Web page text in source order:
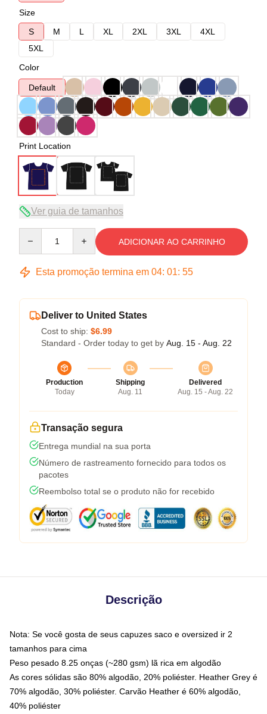
Size
S
M L XL 2XL 3XL
4XL
5XL
Color
Default
Print Location
Ver guia de tamanhos
ADICIONAR AO CARRINHO
Esta promoção termina em 04: 01: 54
Deliver to United States
Cost to ship: $6.99
Standard - Order today to get by Aug. 15 - Aug. 22
Production
Today
Shipping
Aug. 11
Delivered
Aug. 15 - Aug. 22
Transação segura
Entrega mundial na sua porta
Número de rastreamento fornecido para todos os
pacotes
Reembolso total se o produto não for recebido
Descrição
Nota: Se você gosta de seus capuzes saco e oversized ir 2
tamanhos para cima
Peso pesado 8.25 onças (~280 gsm) lã rica em algodão
As cores sólidas são 80% algodão, 20% poliéster. Heather Grey é
70% algodão, 30% poliéster. Carvão Heather é 60% algodão,
40% poliéster